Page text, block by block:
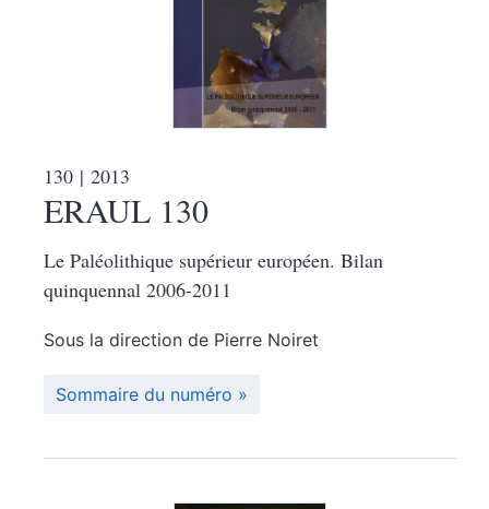
130 | 2013
ERAUL 130
Le Paléolithique supérieur européen. Bilan
quinquennal 2006-2011
Sous la direction de Pierre Noiret
Sommaire du numéro